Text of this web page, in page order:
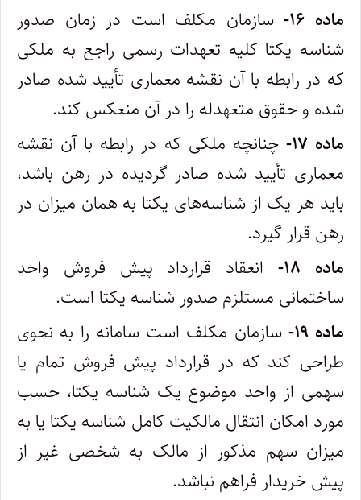
ماده ۱۶-
سازمان مکلف است در زمان صدور
شناسه یکتا کلیه تعهدات رسمی راجع به ملکی
که در رابطه با آن نقشه معماری تأیید شده صادر
شده و حقوق متعهدله را در آن منعکس کند.
ماده ۱۷-
چنانچه ملکی که در رابطه با آن نقشه
معماری تأیید شده صادر گردیده در رهن باشد،
باید هر یک از شناسه‌های یکتا به همان میزان در
رهن قرار گیرد.
ماده ۱۸-
انعقاد قرارداد پیش فروش واحد
ساختمانی مستلزم صدور شناسه یکتا است.
ماده ۱۹-
سازمان مکلف است سامانه را به نحوی
طراحی کند که در قرارداد پیش فروش تمام یا
سهمی از واحد موضوع یک شناسه یکتا، حسب
مورد امکان انتقال مالکیت کامل شناسه یکتا یا به
میزان سهم مذکور از مالک به شخصی غیر از
پیش خریدار فراهم نباشد.